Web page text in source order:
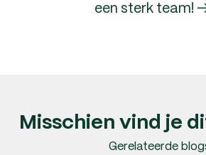
een sterk team!
Misschien vind je
Gerelateerde